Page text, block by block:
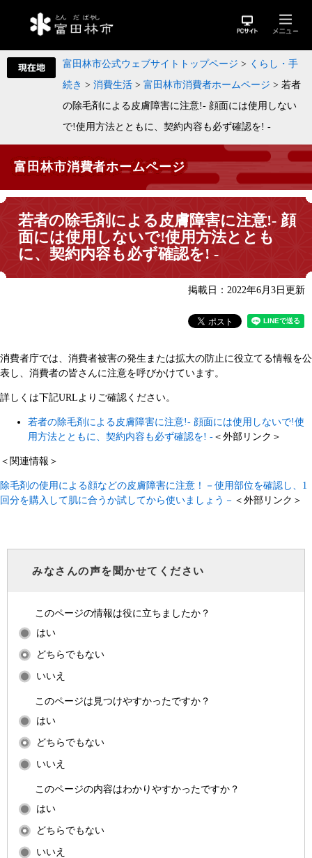
富田林市公式ウェブサイトトップページ > くらし・手
続き > 消費生活 > 富田林市消費者ホームページ > 若者
の除毛剤による皮膚障害に注意!- 顔面には使用しない
で!使用方法とともに、契約内容も必ず確認を! -
富田林市消費者ホームページ
若者の除毛剤による皮膚障害に注意!- 顔
面には使用しないで!使用方法ととも
に、契約内容も必ず確認を! -
掲載日：2022年6月3日更新
消費者庁では、消費者被害の発生または拡大の防止に役立てる情報を公
表し、消費者の皆さんに注意を呼びかけています。
詳しくは下記URLよりご確認ください。
若者の除毛剤による皮膚障害に注意!- 顔面には使用しないで!使
用方法とともに、契約内容も必ず確認を! - ＜外部リンク＞
＜関連情報＞
除毛剤の使用による顔などの皮膚障害に注意！－使用部位を確認し、1
回分を購入して肌に合うか試してから使いましょう－ ＜外部リンク＞
みなさんの声を聞かせてください
このページの情報は役に立ちましたか？
はい
どちらでもない
いいえ
このページは見つけやすかったですか？
はい
どちらでもない
いいえ
このページの内容はわかりやすかったですか？
はい
どちらでもない
いいえ